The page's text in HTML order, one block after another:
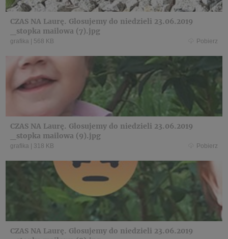
CZAS NA Laurę. Glosujemy do niedzieli 23.06.2019
_stopka mailowa (7).jpg
grafika 568 KB Pobierz
CZAS NA Laurę. Glosujemy do niedzieli 23.06.2019
_stopka mailowa (9).jpg
grafika 318 KB Pobierz
CZAS NA Laurę. Glosujemy do niedzieli 23.06.2019